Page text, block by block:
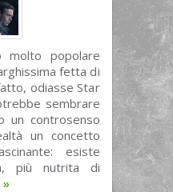
molto popolare
fetta di
odiasse Star
sembrare
controsenso
un concetto
esiste
più nutrita di
»